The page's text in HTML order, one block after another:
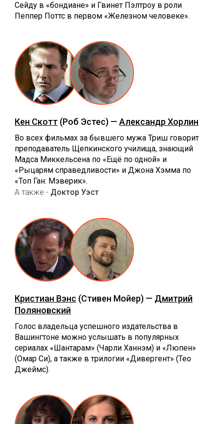
Сейду в «бондиане» и Гвинет Пэлтроу в роли
Пеппер Поттс в первом «Железном человеке».
Кен Скотт (Роб Эстес) — Александр Хорлин
Во всех фильмах за бывшего мужа Триш говорит
преподаватель Щепкинского училища, знающий
Мадса Миккельсена по «‎Ещё по одной» и
«‎Рыцарям справедливости» и Джона Хэмма по
«Топ Ган: Мэверик».
А также - Доктор Уэст
Кристиан Вэнс (Стивен Мойер) — Дмитрий
Поляновский
Голос владельца успешного издательства в
Вашингтоне можно услышать в популярных
сериалах «Шантарам» (Чарли Ханнэм) и «Люпен»
(Омар Си), а также в трилогии «Дивергент» (Тео
Джеймс).